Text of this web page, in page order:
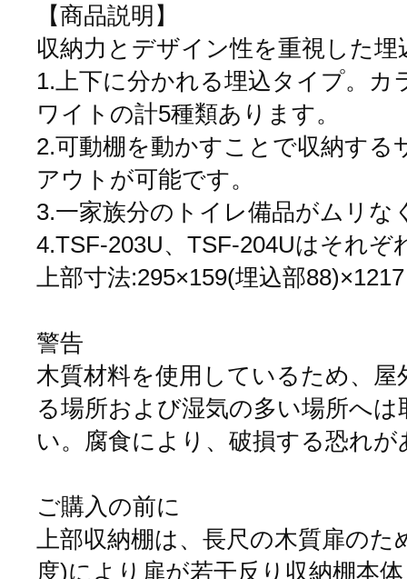
【商品説明】
収納力とデザイン性を重視した
1.上下に分かれる埋込タイプ。カ
ワイトの計5種類あります。
2.可動棚を動かすことで収納する
アウトが可能です。
3.一家族分のトイレ備品がムリな
4.TSF-203U、TSF-204Uはそれぞ
上部寸法:295×159(埋込部88)×1217
警告
木質材料を使用しているため、
る場所および湿気の多い場所へ
い。腐食により、破損する恐れが
ご購入の前に
上部収納棚は、長尺の木質扉の
度)により扉が若干反り収納棚本